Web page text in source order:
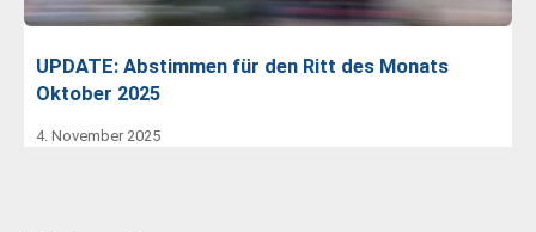
UPDATE: Abstimmen für den Ritt des Monats
Oktober 2025
4. November 2025